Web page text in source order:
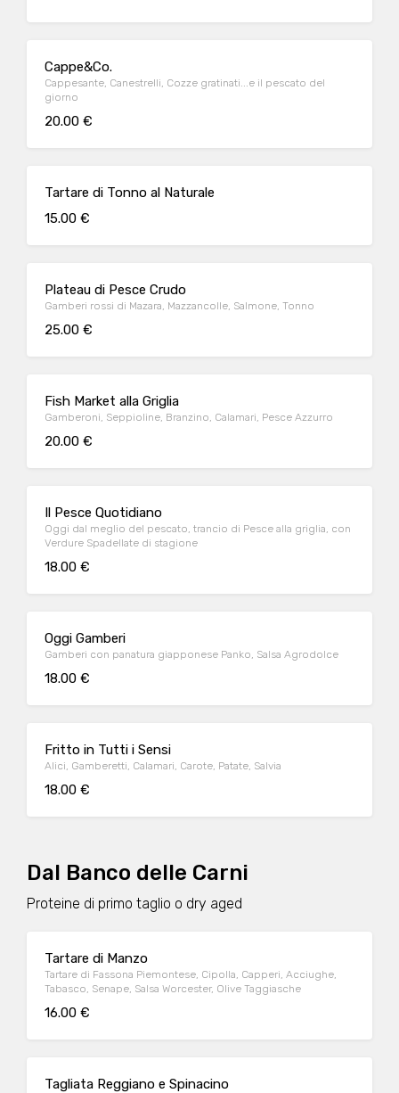
Cappe&Co.
Cappesante, Canestrelli, Cozze gratinati...e il pescato del
giorno
20.00 €
Tartare di Tonno al Naturale
15.00 €
Plateau di Pesce Crudo
Gamberi rossi di Mazara, Mazzancolle, Salmone, Tonno
25.00 €
Fish Market alla Griglia
Gamberoni, Seppioline, Branzino, Calamari, Pesce Azzurro
20.00 €
Il Pesce Quotidiano
Oggi dal meglio del pescato, trancio di Pesce alla griglia, con
Verdure Spadellate di stagione
18.00 €
Oggi Gamberi
Gamberi con panatura giapponese Panko, Salsa Agrodolce
18.00 €
Fritto in Tutti i Sensi
Alici, Gamberetti, Calamari, Carote, Patate, Salvia
18.00 €
Dal Banco delle Carni
Proteine di primo taglio o dry aged
Tartare di Manzo
Tartare di Fassona Piemontese, Cipolla, Capperi, Acciughe,
Tabasco, Senape, Salsa Worcester, Olive Taggiasche
16.00 €
Tagliata Reggiano e Spinacino